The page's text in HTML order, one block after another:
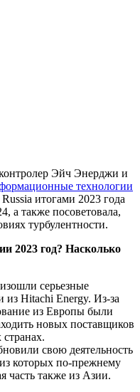
Эйч Энерджи и
технологии
итогами 2023 года
а также посоветовала,
турбулентности.
2023 год? Насколько
серьезные
Hitachi Energy. Из-за
из Европы были
новых поставщиков
свою деятельность
которых по-прежнему
часть также из Азии.